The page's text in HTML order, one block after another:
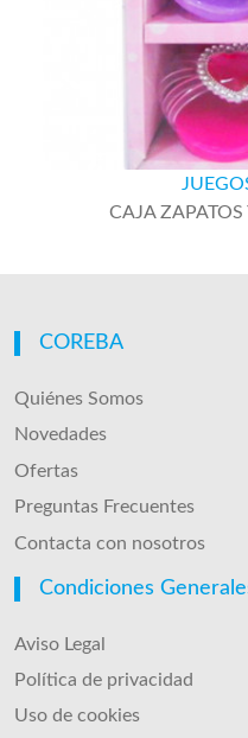
CAJA
COREBA
Quiénes Somos
Novedades
Ofertas
Preguntas Frecuentes
Contacta con nosotros
Condiciones
Aviso Legal
Política de privacidad
Uso de cookies